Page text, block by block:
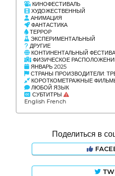
КИНОФЕСТИВАЛЬ
ХУДОЖЕСТВЕННЫЙ
АНИМАЦИЯ
ФАНТАСТИКА
ТЕРРОР
ЭКСПЕРИМЕНТАЛЬНЫЙ
ДРУГИЕ
КОНТИНЕНТАЛЬНЫЙ
ФИЗИЧЕСКОЕ
ЯНВАРЬ 2025
СТРАНЫ ПРОИЗВОДИТЕЛИ:
КОРОТКОМЕТРАЖНЫЕ
ЛЮБОЙ ЯЗЫК
СУБТИТРЫ
English French
Поделиться в